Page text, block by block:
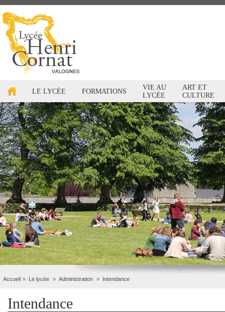
LE LYCÉE FORMATIONS
VIE AU
LYCÉE
ART ET
CULTURE
Accueil Le lycée Administration Intendance
Intendance